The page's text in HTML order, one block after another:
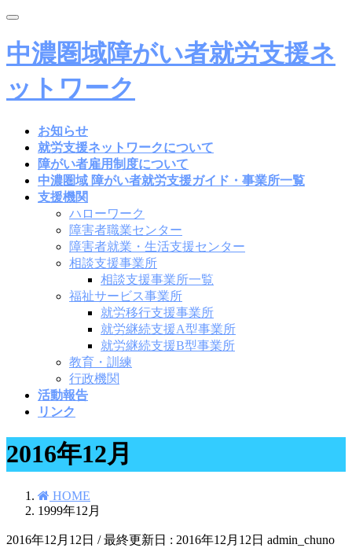
Toggle
中濃圏域障がい者就労支援ネ
ットワーク
お知らせ
就労支援ネットワークについて
障がい者雇用制度について
中濃圏域 障がい者就労支援ガイド・事業所一覧
支援機関
ハローワーク
障害者職業センター
障害者就業・生活支援センター
相談支援事業所
相談支援事業所一覧
福祉サービス事業所
就労移行支援事業所
就労継続支援A型事業所
就労継続支援B型事業所
教育・訓練
行政機関
活動報告
リンク
2016年12月
HOME
1999年12月
2016年12月12日 / 最終更新日 : 2016年12月12日 admin_chuno